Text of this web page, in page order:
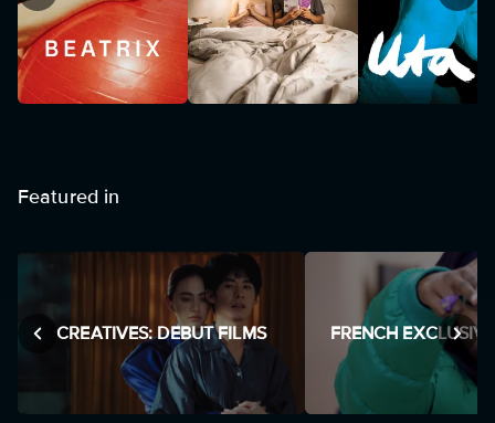
Featured in
CREATIVES: DEBUT FILMS FRENCH